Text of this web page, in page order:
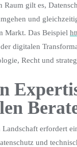
Raum gilt es,
und
Markt. Das Beispiel
digitalen
Recht und
erfordert
und